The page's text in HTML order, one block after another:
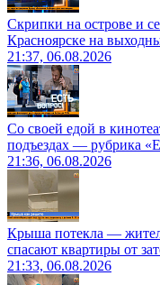
Скрипки на острове и
Красноярске на
21:37, 06.08.2026
Со своей едой в
подъездах — рубрика
21:36, 06.08.2026
Крыша потекла —
спасают квартиры от
21:33, 06.08.2026